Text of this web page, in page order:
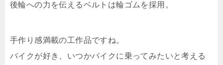
後輪への力を伝えるベルトは輪ゴムを採用。
手作り感満載の工作品ですね。
バイクが好き、いつかバイクに乗ってみたいと考える